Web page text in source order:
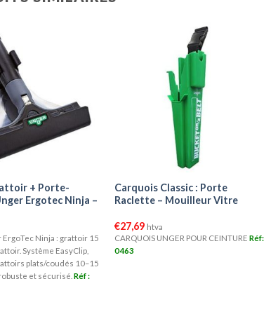
+ Porte-
Ergotec Ninja –
ErgoTec Ninja : grattoir 15
Système EasyClip,
plats/coudés 10–15
et sécurisé. Réf :
Carquois Classic : Porte
Raclette – Mouilleur Vitre
€27,69 htva
CARQUOIS UNGER POUR CEINTURERéf:
0463